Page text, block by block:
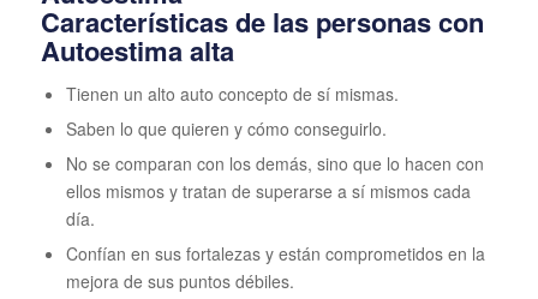
Características de las personas con
Autoestima alta
Tienen un alto auto concepto de sí mismas.
Saben lo que quieren y cómo conseguirlo.
No se comparan con los demás, sino que lo hacen con
ellos mismos y tratan de superarse a sí mismos cada
día.
Confían en sus fortalezas y están comprometidos en la
mejora de sus puntos débiles.